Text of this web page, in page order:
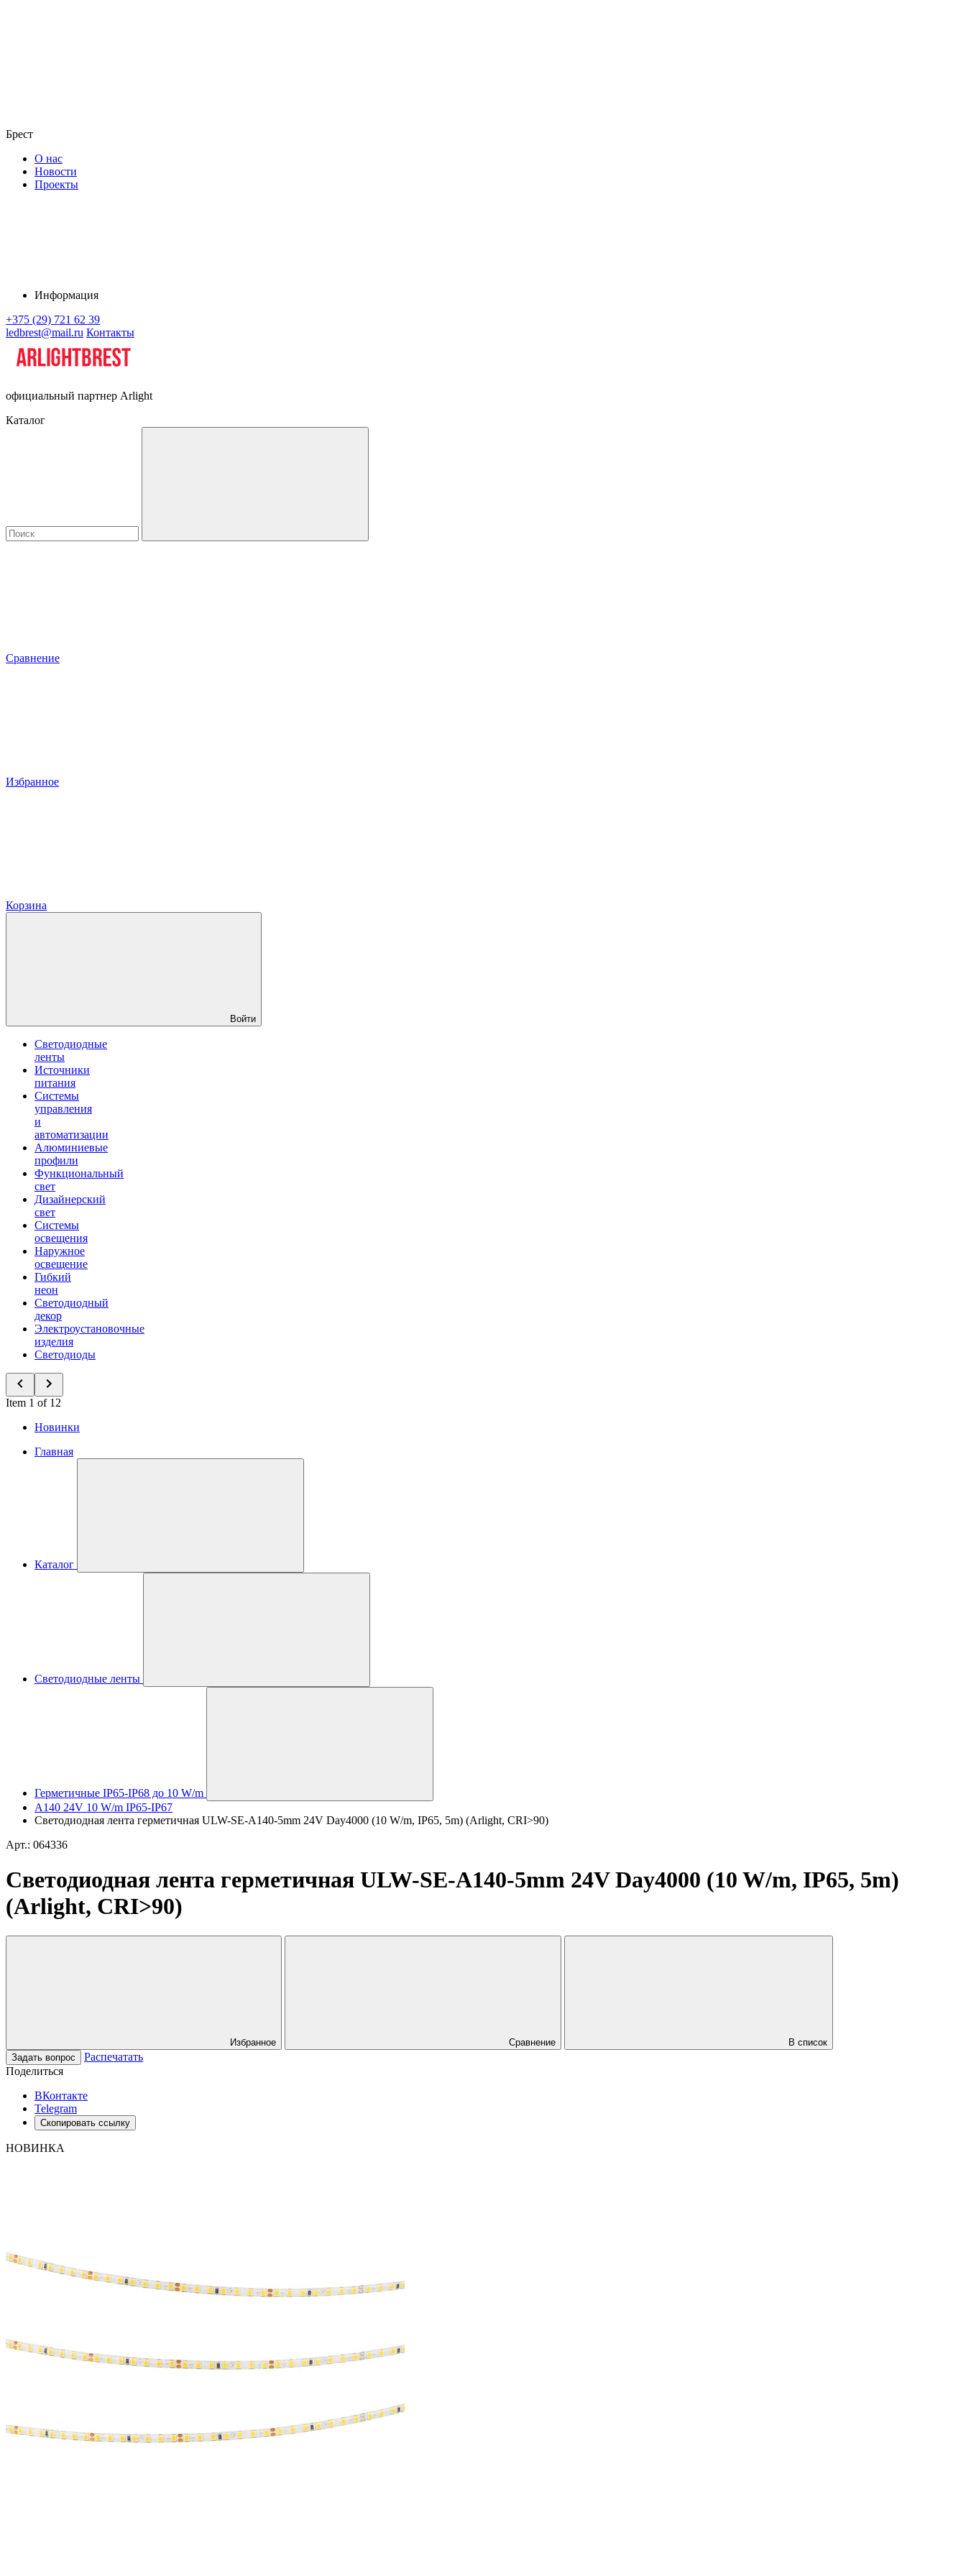
Брест
О нас
Новости
Проекты
Информация
+375 (29) 721 62 39
ledbrest@mail.ru Контакты
официальный партнер Arlight
Каталог
Сравнение
Избранное
Корзина
Войти
Светодиодные
ленты
Источники
питания
Системы
управления
и
автоматизации
Алюминиевые
профили
Функциональный
свет
Дизайнерский
свет
Системы
освещения
Наружное
освещение
Гибкий
неон
Светодиодный
декор
Электроустановочные
изделия
Светодиоды
Item 1 of 12
Новинки
Главная
Каталог
Светодиодные ленты
Герметичные IP65-IP68 до 10 W/m
A140 24V 10 W/m IP65-IP67
Светодиодная лента герметичная ULW-SE-A140-5mm 24V Day4000 (10 W/m, IP65, 5m) (Arlight, CRI>90)
Арт.: 064336
Светодиодная лента герметичная ULW-SE-A140-5mm 24V Day4000 (10 W/m, IP65, 5m)
(Arlight, CRI>90)
Избранное Сравнение
В список
Задать вопрос
Распечатать
Поделиться
ВКонтакте
Telegram
Скопировать ссылку
НОВИНКА